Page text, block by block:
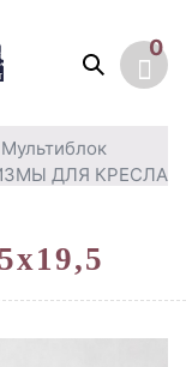
ДЛЯ КРЕСЛА
0